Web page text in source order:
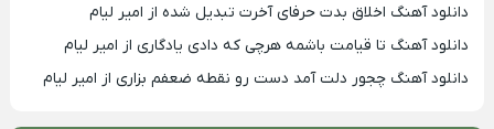
دانلود آهنگ اخلاق بدت حرفای آخرت تبدیل شده از امیر لیام
دانلود آهنگ تا قیامت باشمه هرچی که دادی یادگاری از امیر لیام
دانلود آهنگ چجور دلت آمد دست رو نقطه ضعفم بزاری از امیر لیام